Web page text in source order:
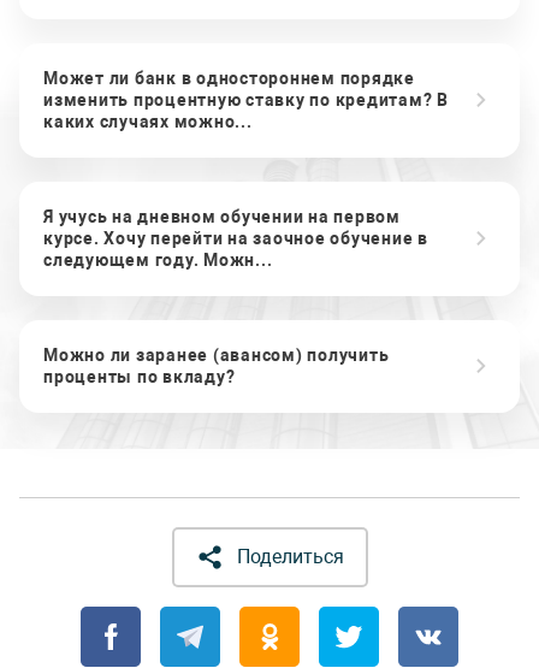
Может ли банк в одностороннем порядке
изменить процентную ставку по кредитам? В
каких случаях можно...
Я учусь на дневном обучении на первом
курсе. Хочу перейти на заочное обучение в
следующем году. Можн...
Можно ли заранее (авансом) получить
проценты по вкладу?
Поделиться